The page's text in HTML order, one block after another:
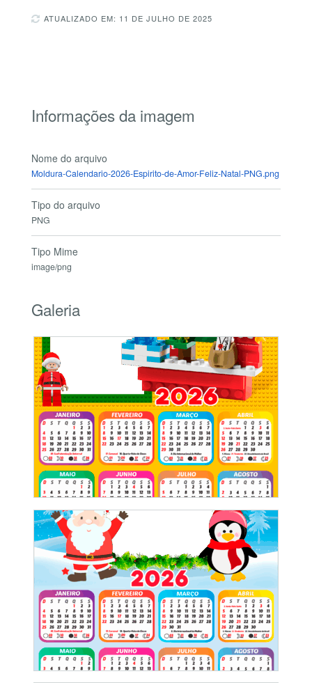
ATUALIZADO EM: 11 DE JULHO DE 2025
Informações da imagem
Nome do arquivo
Moldura-Calendario-2026-Espirito-de-Amor-Feliz-Natal-PNG.png
Tipo do arquivo
PNG
Tipo Mime
image/png
Galeria